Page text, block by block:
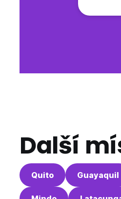
Další
Quito Guayaquil